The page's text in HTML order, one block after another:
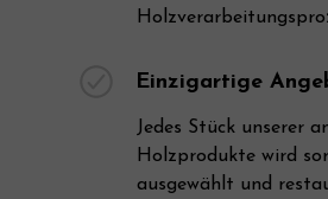
Jedes Stück unserer
Holzprodukte wird
ausgewählt und
Einzigartige